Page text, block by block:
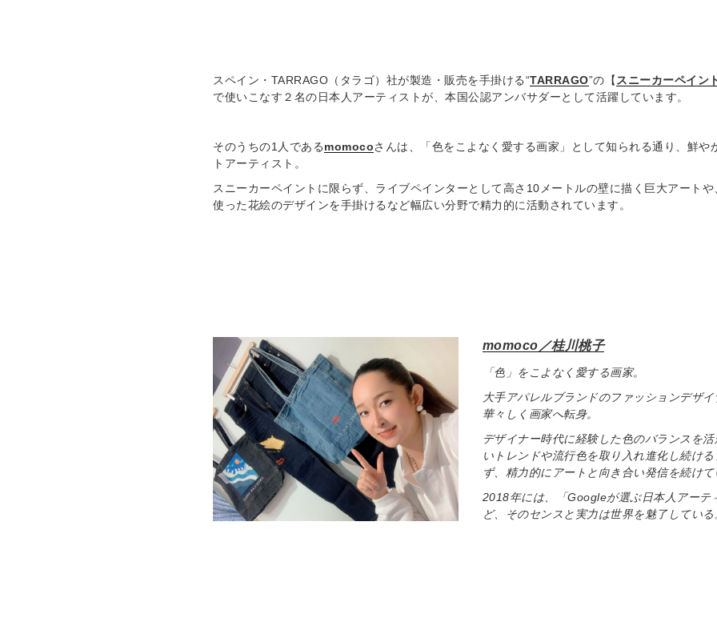
スペイン・TARRAGO（タラゴ）社が製造・販売を手掛ける“TARRAGO”の【スニーカーペイン
で使いこなす２名の日本人アーティストが、本国公認アンバサダーとして活躍しています。
そのうちの1人であるmomocoさんは、「色をこよなく愛する画家」として知られる通り、鮮や
トアーティスト。
スニーカーペイントに限らず、ライブペインターとして高さ10メートルの壁に描く巨大アート
使った花絵のデザインを手掛けるなど幅広い分野で精力的に活動されています。
momoco／桂川桃子
「色」をこよなく愛する画家。
大手アパレルブランドのファッションデザイ
華々しく画家へ転身。
デザイナー時代に経験した色のバランスを
いトレンドや流行色を取り入れ進化し続け
ず、精力的にアートと向き合い発信を続けて
2018年には、「Googleが選ぶ日本人アーテ
ど、そのセンスと実力は世界を魅了している